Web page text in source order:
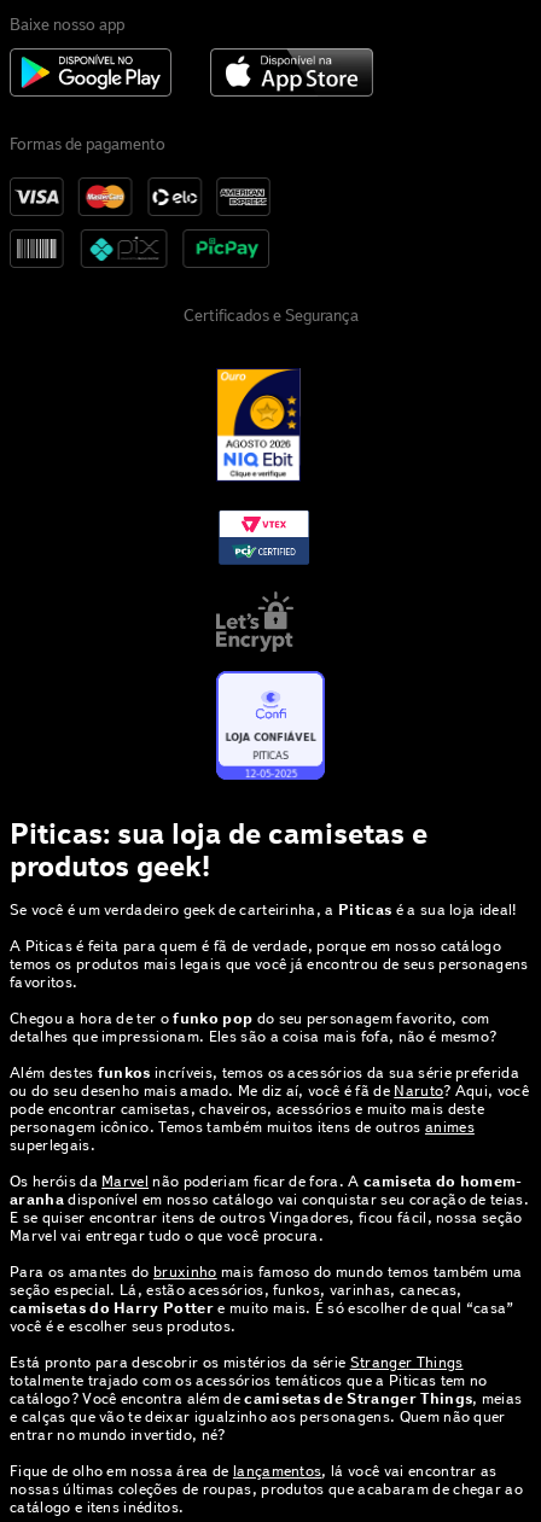
Baixe nosso app
Formas de pagamento
Certificados e Segurança
Piticas: sua loja de camisetas e
produtos geek!
Se você é um verdadeiro geek de carteirinha, a Piticas é a sua loja ideal!
A Piticas é feita para quem é fã de verdade, porque em nosso catálogo
temos os produtos mais legais que você já encontrou de seus personagens
favoritos.
Chegou a hora de ter ofunko pop do seu personagem favorito, com
detalhes que impressionam. Eles são a coisa mais fofa, não é mesmo?
Além destes funkos incríveis, temos os acessórios da sua série preferida
ou do seu desenho mais amado. Me diz aí, você é fã de Naruto? Aqui, você
pode encontrar camisetas, chaveiros, acessórios e muito mais deste
personagem icônico. Temos também muitos itens de outros animes
superlegais.
Os heróis da Marvel não poderiam ficar de fora. Acamiseta do homem-
aranhadisponível em nosso catálogo vai conquistar seu coração de teias.
E se quiser encontrar itens de outros Vingadores, ficou fácil, nossa seção
Marvel vai entregar tudo o que você procura.
Para os amantes dobruxinho mais famoso do mundo temos também uma
seção especial. Lá, estão acessórios, funkos, varinhas, canecas,
camisetas do Harry Potter e muito mais. É só escolher de qual “casa”
você é e escolher seus produtos.
Está pronto para descobrir os mistérios da série Stranger Things
totalmente trajado com os acessórios temáticos que a Piticas tem no
catálogo? Você encontra além decamisetas de Stranger Things, meias
e calças que vão te deixar igualzinho aos personagens. Quem não quer
entrar no mundo invertido, né?
Fique de olho em nossa área de lançamentos, lá você vai encontrar as
nossas últimas coleções de roupas, produtos que acabaram de chegar ao
catálogo e itens inéditos.